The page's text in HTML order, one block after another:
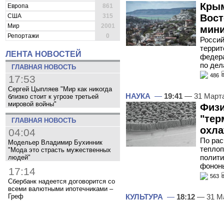
Европа
861
США
315
Мир
2001
Репортажи
0
ЛЕНТА НОВОСТЕЙ
ГЛАВНАЯ НОВОСТЬ
17:53
Сергей Цыпляев "Мир как никогда
близко стоит к угрозе третьей
мировой войны"
ГЛАВНАЯ НОВОСТЬ
04:04
Модельер Владимир Бухинник
"Мода это страсть мужественных
людей"
17:14
Сбербанк надеется договорится со
всеми валютными ипотечниками –
Греф
по
486
НАУКА — 19:41 — 31
По
563
КУЛЬТУРА — 18:12 — 31